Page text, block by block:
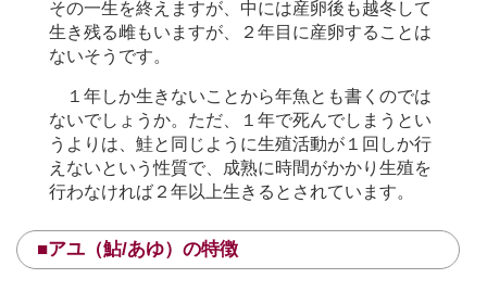
その一生を終えますが、中には産卵後も越冬して
生き残る雌もいますが、２年目に産卵することは
ないそうです。
１年しか生きないことから年魚とも書くのでは
ないでしょうか。ただ、１年で死んでしまうとい
うよりは、鮭と同じように生殖活動が１回しか行
えないという性質で、成熟に時間がかかり生殖を
行わなければ２年以上生きるとされています。
■アユ（鮎/あゆ）の特徴